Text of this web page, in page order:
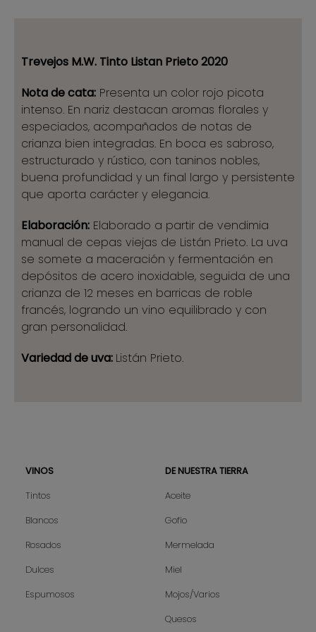
Trevejos M.W. Tinto Listan Prieto 2020
Nota de cata: Presenta un color rojo picota
intenso. En nariz destacan aromas florales y
especiados, acompañados de notas de
crianza bien integradas. En boca es sabroso,
estructurado y rústico, con taninos nobles,
buena profundidad y un final largo y persistente
que aporta carácter y elegancia.
Elaboración: Elaborado a partir de vendimia
manual de cepas viejas de Listán Prieto. La uva
se somete a maceración y fermentación en
depósitos de acero inoxidable, seguida de una
crianza de 12 meses en barricas de roble
francés, logrando un vino equilibrado y con
gran personalidad.
Variedad de uva: Listán Prieto.
Sitemap
VINOS
Tintos
Blancos
Rosados
Dulces
Espumosos
DE NUESTRA TIERRA
Aceite
Gofio
Mermelada
Miel
Mojos/Varios
Quesos